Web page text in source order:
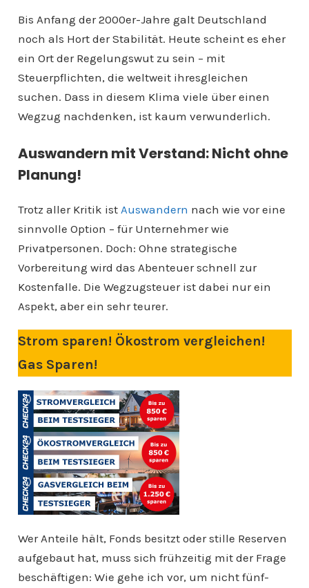
Bis Anfang der 2000er-Jahre galt Deutschland
noch als Hort der Stabilität. Heute scheint es eher
ein Ort der Regelungswut zu sein – mit
Steuerpflichten, die weltweit ihresgleichen
suchen. Dass in diesem Klima viele über einen
Wegzug nachdenken, ist kaum verwunderlich.
Auswandern mit Verstand: Nicht ohne
Planung!
Trotz aller Kritik istAuswandern nach wie vor eine
sinnvolle Option – für Unternehmer wie
Privatpersonen. Doch: Ohne strategische
Vorbereitung wird das Abenteuer schnell zur
Kostenfalle. Die Wegzugsteuer ist dabei nur ein
Aspekt, aber ein sehr teurer.
Strom sparen! Ökostrom vergleichen!
Gas Sparen!
Wer Anteile hält, Fonds besitzt oder stille Reserven
aufgebaut hat, muss sich frühzeitig mit der Frage
beschäftigen: Wie gehe ich vor, um nicht fünf-